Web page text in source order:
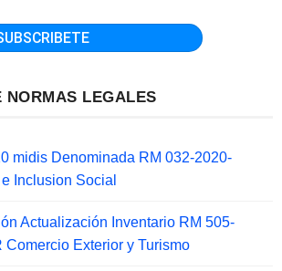
NORMAS LEGALES
midis Denominada RM 032-2020-
Inclusion Social
Actualización Inventario RM 505-
Comercio Exterior y Turismo